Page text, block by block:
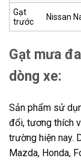
Gạt
trước
Nissan
Gạt mưa
dòng xe:
Sản phẩm sử
đổi, tương thích
trường hiện nay.
Mazda, Honda,